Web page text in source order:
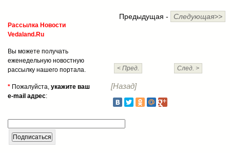
Предыдущая - Следующая>>
< Пред. След. >
[Назад]
Рассылка Новости
Vedaland.Ru
Вы можете получать
еженедельную новостную
рассылку нашего портала.
* Пожалуйста, укажите ваш
e-mail адрес: